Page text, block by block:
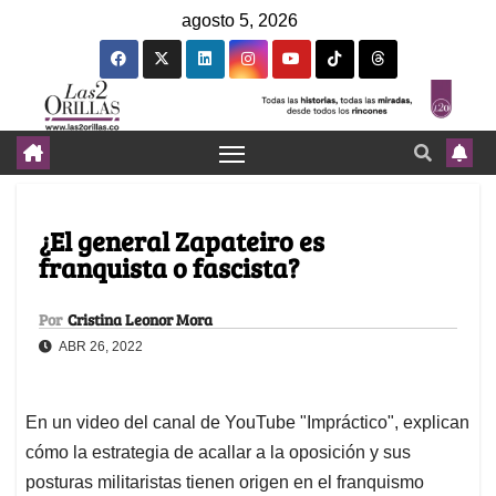
agosto 5, 2026
¿El general Zapateiro es
franquista o fascista?
Por Cristina Leonor Mora
ABR 26, 2022
En un video del canal de YouTube "Impráctico", explican
cómo la estrategia de acallar a la oposición y sus
posturas militaristas tienen origen en el franquismo